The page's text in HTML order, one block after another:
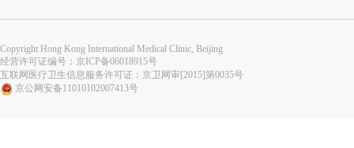
Copyright Hong Kong International Medical Clinic, Beijing
经营许可证编号： 京ICP备06018915号
互联网医疗卫生信息服务许可证：京卫网审[2015]第0035号
京公网安备11010102007413号